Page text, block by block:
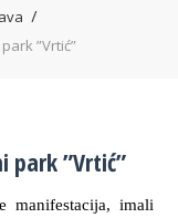
”Vrtić”
park ”Vrtić”
manifestacija, imali